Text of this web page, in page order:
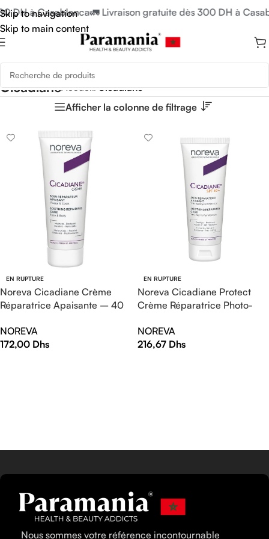
Skip to navigation
Skip to main content
DH à Casablanca🚛 Livraison gratuite dès 300 DH à
CicadianeAccueil/Cicadiane
Afficher la colonne de filtrage
EN RUPTURE
Noreva Cicadiane Crème
Réparatrice Apaisante – 40
NOREVA
172,00 Dhs
EN RUPTURE
Noreva Cicadiane Protect
Crème Réparatrice Photo-
NOREVA
216,67 Dhs
Nous sommes votre référence incontournable